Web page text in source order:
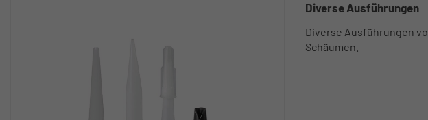
Diverse Ausführungen
Diverse Ausführungen
Schäumen.